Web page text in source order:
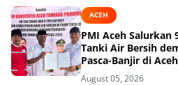
ACEH
PMI Aceh Salurkan
Tanki Air Bersih
Pasca-Banjir di
August 05, 2026